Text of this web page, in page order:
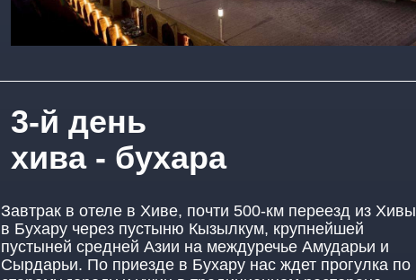
3-й день
Завтрак в отеле в Хиве, почти 500-км переезд из Хивы
в Бухару через пустыню Кызылкум, крупнейшей
пустыней средней Азии на междуречье Амударьи и
Сырдарьи. По приезде в Бухару нас ждет прогулка по
хива - бухара